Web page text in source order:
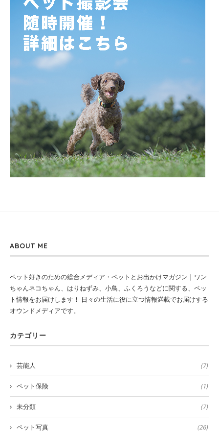
ABOUT ME
ペット好きのための総合メディア・ペットとお出かけマガジン | ワン
ちゃんネコちゃん、はりねずみ、小鳥、ふくろうなどに関する、ペッ
ト情報をお届けします！ 日々の生活に役に立つ情報満載でお届けする
オウンドメディアです。
カテゴリー
芸能人 (7)
ペット保険 (1)
未分類 (7)
ペット写真 (26)